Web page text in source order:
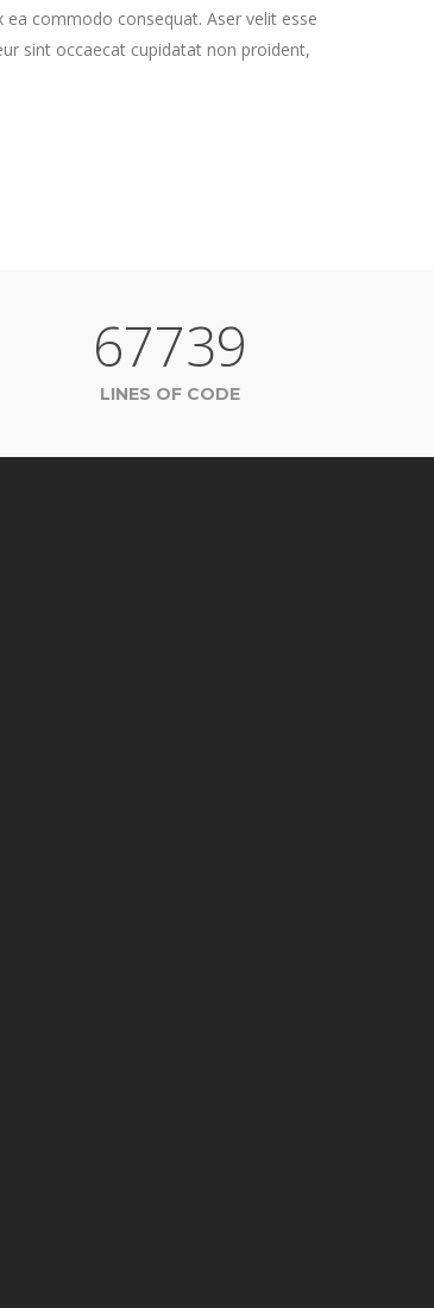
commodo consequat. Aser velit esse
sint occaecat cupidatat non proident,
67739
LINES OF CODE